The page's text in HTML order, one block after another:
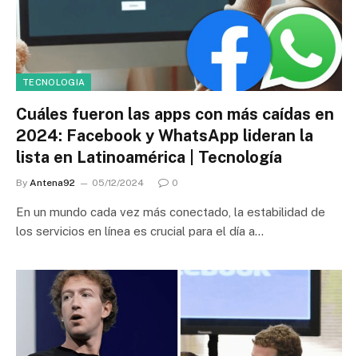
TECNOLOGIA
Cuáles fueron las apps con más caídas en
2024: Facebook y WhatsApp lideran la
lista en Latinoamérica | Tecnología
By Antena92 05/12/2024 0
En un mundo cada vez más conectado, la estabilidad de
los servicios en línea es crucial para el día a…